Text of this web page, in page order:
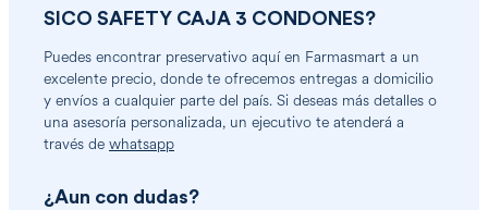
SICO SAFETY CAJA 3 CONDONES?
Puedes encontrar preservativo aquí en Farmasmart a un
excelente precio, donde te ofrecemos entregas a domicilio
y envíos a cualquier parte del país. Si deseas más detalles o
una asesoría personalizada, un ejecutivo te atenderá a
través de whatsapp
¿Aun con dudas?